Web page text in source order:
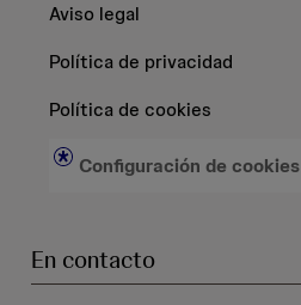
Aviso legal
Política de privacidad
Política de cookies
Configuración de cookies
En contacto